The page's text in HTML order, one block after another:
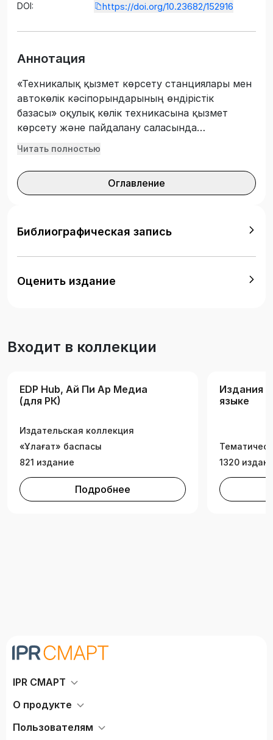
DOI:
https://doi.org/10.23682/152916
Аннотация
«Техникалық қызмет көрсету станциялары мен
автокөлік кәсіпорындарының өндірістік
базасы» оқулық көлік техникасына қызмет
көрсету және пайдалану саласында
техниканың техникалық жай-күйін тиісті
автомобиль сервисі инфрақұрылымының
оңтайлы жұмысын жетілдіру және дамытуды
басқару», «Автомобильдер және автомобиль
технологиялары» мамандықтарының
бакалавриат және магистратура білім
алушыларына арналған «Техникалық қызмет
Читать полностью
Оглавление
Библиографическая запись
Оценить издание
Входит в коллекции
EDP Hub, Ай Пи Ар Медиа
(для РК)
Издательская коллекция
«Ұлағат» баспасы
821 издание
Подробнее
Издания
языке
1320
IPR СМАРТ
О продукте
Пользователям